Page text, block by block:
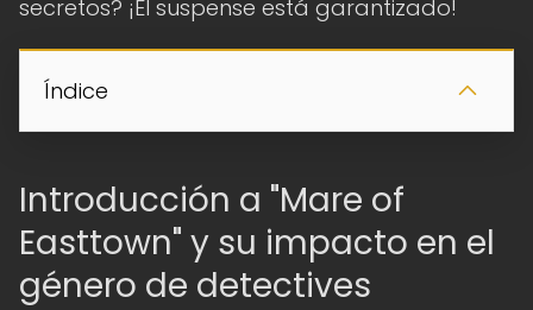
secretos? ¡El suspense está garantizado!
Índice
Introducción a "Mare of
Easttown" y su impacto en el
género de detectives